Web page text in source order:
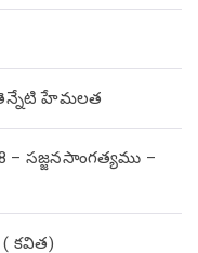
హేమలత
సజ్జనసాంగత్యము –
కవిత)